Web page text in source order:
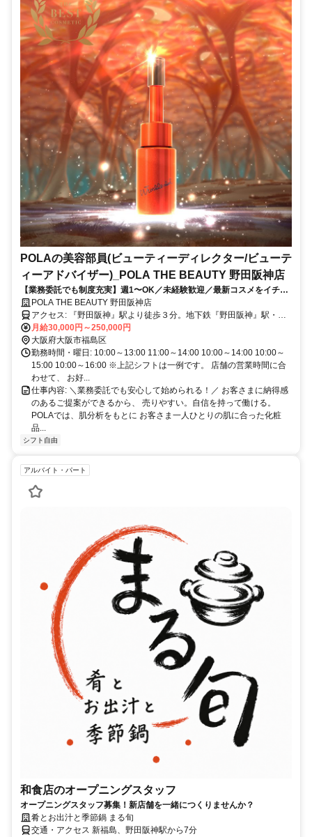
POLAの美容部員(ビューティーディレクター/ビューテ
ィーアドバイザー)_POLA THE BEAUTY 野田阪神店
【業務委託でも制度充実】週1〜OK／未経験歓迎／最新コスメをイチ早
くお試し♪お客様も自分もキレイに／Wワーク・副業
POLA THE BEAUTY 野田阪神店
アクセス: 『野田阪神』駅より徒歩３分。地下鉄『野田阪神』駅・玉
川』駅より徒歩３分。ＪＲ『野田』駅より徒歩５分
月給30,000円～250,000円
大阪府大阪市福島区
勤務時間・曜日: 10:00～13:00 11:00～14:00 10:00～14:00 10:00～
15:00 10:00～16:00 ※上記シフトは一例です。 店舗の営業時間に合
わせて、 お好...
仕事内容: ＼業務委託でも安心して始められる！／ お客さまに納得感
のあるご提案ができるから、 売りやすい。自信を持って働ける。
POLAでは、肌分析をもとに お客さま一人ひとりの肌に合った化粧
品...
シフト自由
アルバイト・パート
和食店のオープニングスタッフ
オープニングスタッフ募集！新店舗を一緒につくりませんか？
肴とお出汁と季節鍋 まる旬
交通・アクセス 新福島、野田阪神駅から7分